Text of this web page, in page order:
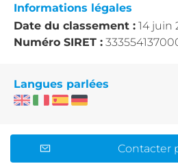
Informations légales
Date du classement : 14 juin
Numéro SIRET :
Langues parlées
Contacter